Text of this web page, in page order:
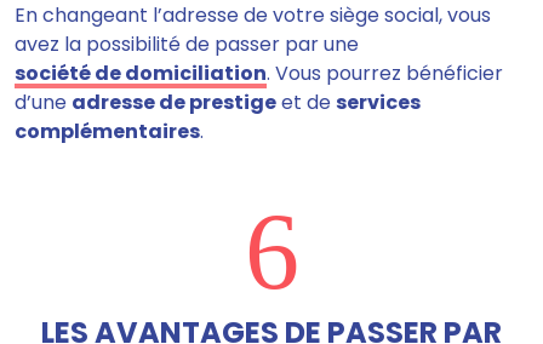
En changeant l’adresse de votre siège social, vous
avez la possibilité de passer par une
société de domiciliation. Vous pourrez bénéficier
d’une adresse de prestigeet de services
complémentaires.
6
LES AVANTAGES DE PASSER PAR